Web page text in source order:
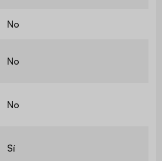
No
No
No
Sí